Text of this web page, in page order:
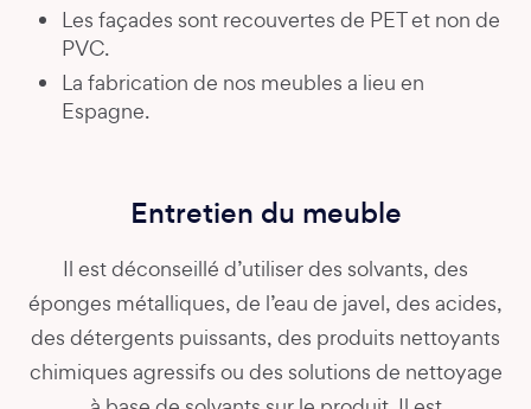
Les façades sont recouvertes de PET et non de
PVC.
La fabrication de nos meubles a lieu en
Espagne.
Entretien du meuble
Il est déconseillé d’utiliser des solvants, des
éponges métalliques, de l’eau de javel, des acides,
des détergents puissants, des produits nettoyants
chimiques agressifs ou des solutions de nettoyage